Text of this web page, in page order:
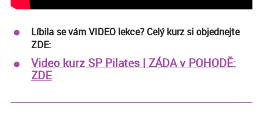
Líbila se vám VIDEO lekce? Celý kurz si objednejte
ZDE:
Video kurz SP Pilates | ZÁDA v POHODĚ:
ZDE